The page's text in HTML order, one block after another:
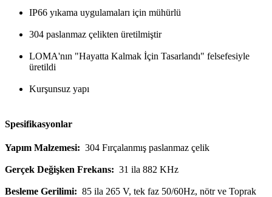
IP66 yıkama uygulamaları için mühürlü
304 paslanmaz çelikten üretilmiştir
LOMA'nın "Hayatta Kalmak İçin Tasarlandı" felsefesiyle
üretildi
Kurşunsuz yapı
Spesifikasyonlar
Yapım Malzemesi: 304 Fırçalanmış paslanmaz çelik
Gerçek Değişken Frekans: 31 ila 882 KHz
Besleme Gerilimi: 85 ila 265 V, tek faz 50/60Hz, nötr ve Toprak